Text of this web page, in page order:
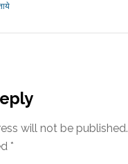
will not be published.
*